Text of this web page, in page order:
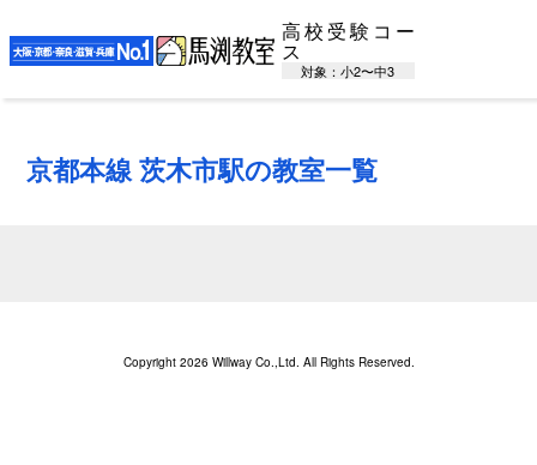
高校受験コー
ス
対象：小2〜中3
京都本線 茨木市駅の教室一覧
Copyright 2026 Willway Co.,Ltd. All Rights Reserved.